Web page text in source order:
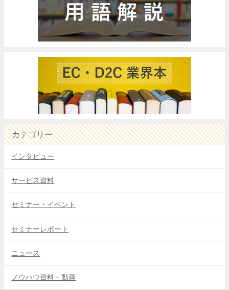
カテゴリー
インタビュー
サービス資料
セミナー・イベント
セミナーレポート
ニュース
ノウハウ資料・動画